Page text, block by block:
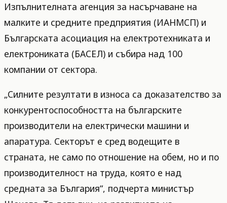
Изпълнителната агенция за насърчаване на
малките и средните предприятия (ИАНМСП) и
Българската асоциация на електротехниката и
електрониката (БАСЕЛ) и събира над 100
компании от сектора.
„Силните резултати в износа са доказателство за
конкурентоспособността на българските
производители на електрически машини и
апаратура. Секторът е сред водещите в
страната, не само по отношение на обем, но и по
производителност на труда, която е над
средната за България“, подчерта министър